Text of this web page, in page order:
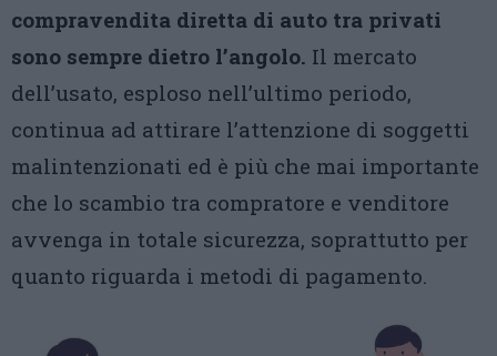
compravendita diretta di auto tra privati
sono sempre dietro l’angolo. Il mercato
dell’usato, esploso nell’ultimo periodo,
continua ad attirare l’attenzione di soggetti
malintenzionati ed è più che mai importante
che lo scambio tra compratore e venditore
avvenga in totale sicurezza, soprattutto per
quanto riguarda i metodi di pagamento.